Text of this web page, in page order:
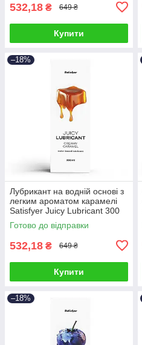
532,18 ₴ 649 ₴
Купити
–18%
Лубрикант на водній основі з
легким ароматом карамелі
Satisfyer Juicy Lubricant 300
мл Talla
Готово до відправки
532,18 ₴ 649 ₴
Купити
–18%